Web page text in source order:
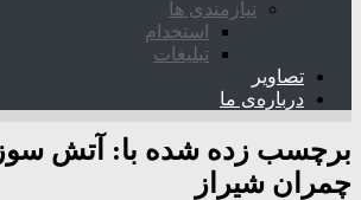
نیازمندی ها
استخدام
تبلیغات
تصاویر
درباره‌ی ما
برچسب زده شده با: آتش
چمران شیراز